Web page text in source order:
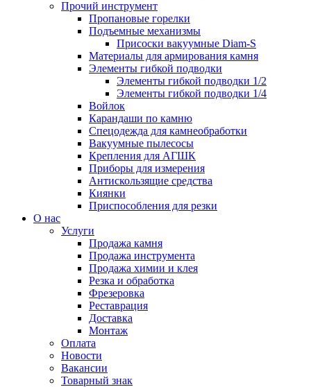
Прочий инструмент
Пропановые горелки
Подъeмные механизмы
Присоски вакуумные Diam-S
Материалы для армирования камня
Элементы гибкой подводки
Элементы гибкой подводки 1/2
Элементы гибкой подводки 1/4
Войлок
Карандаши по камню
Спецодежда для камнеобработки
Вакуумные пылесосы
Крепления для АГШК
Приборы для измерения
Антискользящие средства
Киянки
Приспособления для резки
О нас
Услуги
Продажа камня
Продажа инструмента
Продажа химии и клея
Резка и обработка
Фрезеровка
Реставрация
Доставка
Монтаж
Оплата
Новости
Вакансии
Товарный знак